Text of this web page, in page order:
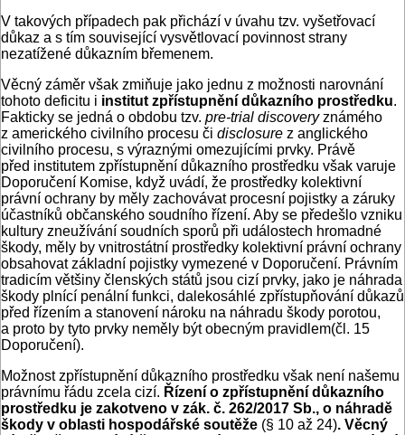
V takových případech pak přichází v úvahu tzv. vyšetřovací
důkaz a s tím související vysvětlovací povinnost strany
nezatížené důkazním břemenem.
Věcný záměr však zmiňuje jako jednu z možnosti narovnání
tohoto deficitu i institut zpřístupnění důkazního prostředku.
Fakticky se jedná o obdobu tzv. pre-trial discoveryznámého
z amerického civilního procesu či disclosure z anglického
civilního procesu, s výraznými omezujícími prvky. Právě
před institutem zpřístupnění důkazního prostředku však varuje
Doporučení Komise, když uvádí, že prostředky kolektivní
právní ochrany by měly zachovávat procesní pojistky a záruky
účastníků občanského soudního řízení. Aby se předešlo vzniku
kultury zneužívání soudních sporů při událostech hromadné
škody, měly by vnitrostátní prostředky kolektivní právní ochrany
obsahovat základní pojistky vymezené v Doporučení. Právním
tradicím většiny členských států jsou cizí prvky, jako je náhrada
škody plnící penální funkci, dalekosáhlé zpřístupňování důkazů
před řízením a stanovení nároku na náhradu škody porotou,
a proto by tyto prvky neměly být obecným pravidlem(čl. 15
Doporučení).
Možnost zpřístupnění důkazního prostředku však není našemu
právnímu řádu zcela cizí. Řízení o zpřístupnění důkazního
prostředku je zakotveno v zák. č. 262/2017 Sb., o náhradě
škody v oblasti hospodářské soutěže (§ 10 až 24). Věcný